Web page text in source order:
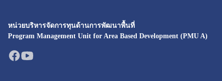
หน่วยบริหารจัดการทุนด้านการพัฒนาพื้นที่
Program Management Unit for Area Based Development (PMU A)